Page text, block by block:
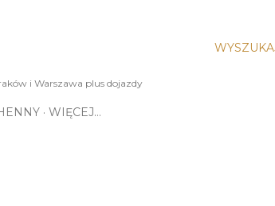
i Warszawa plus dojazdy
WIĘCEJ…